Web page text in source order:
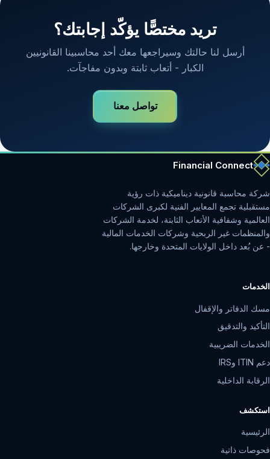
تريد مختصًّا يؤكّد إجابتك؟
أرسل لنا حالتك وسيراجعها معك أحد محاسبينا القانونيين
الكبار - أتعاب ثابتة وبدون مفاجآت.
تواصل معنا
Financial Connect
شركة محاسبة قانونية ديناميكية ذات رؤية
مستقبلية تجمع المعايير الفنية لكبرى الشركات
العالمية وشفافية الأتعاب الثابتة، لخدمة الشركات
والمنظمات غير الربحية وشركات الخدمات المالية
- عن بُعد داخل الولايات المتحدة وخارجها.
الخدمات
مسك الدفاتر والإقفال
التأكيد والتدقيق
الخدمات الضريبية
دعم ITIN وIRS
الرقابة الداخلية
استكشف
الرئيسية
فحوصات ذاتية